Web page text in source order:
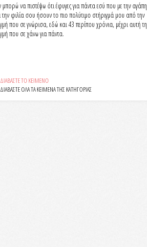
μπορώ να πιστέψω ότι έφυγες για πάντα εσύ που με την αγάπη
την φιλία σου ήσουν το πιο πολύτιμο στήριγμά μου από την
που σε γνώρισα, εδώ και 43 περίπου χρόνια, μέχρι αυτή τη
που σε χάνω για πάντα.
ΔΙΑΒΑΣΤΕ ΤΟ ΚΕΙΜΕΝΟ
ΔΙΑΒΑΣΤΕ ΟΛΑ ΤΑ ΚΕΙΜΕΝΑ ΤΗΣ ΚΑΤΗΓΟΡΙΑΣ